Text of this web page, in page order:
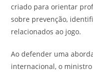
criado para orientar
sobre prevenção,
relacionados ao jogo.
Ao defender uma
internacional, o